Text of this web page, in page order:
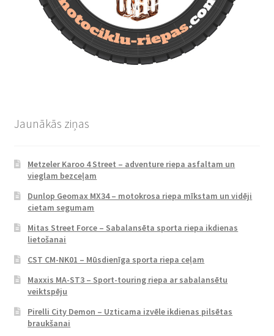
Jaunākās ziņas
Metzeler Karoo 4 Street – adventure riepa asfaltam un
vieglam bezceļam
Dunlop Geomax MX34 – motokrosa riepa mīkstam un vidēji
cietam segumam
Mitas Street Force – Sabalansēta sporta riepa ikdienas
lietošanai
CST CM-NK01 – Mūsdienīga sporta riepa ceļam
Maxxis MA-ST3 – Sport-touring riepa ar sabalansētu
veiktspēju
Pirelli City Demon – Uzticama izvēle ikdienas pilsētas
braukšanai